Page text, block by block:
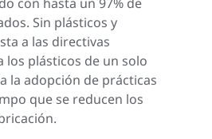
Sin plásticos y
a las directivas
los plásticos de un solo
la adopción de prácticas
que se reducen los